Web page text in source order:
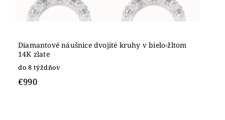
Diamantové náušnice dvojité kruhy v bielo-žltom
14K zlate
do 8 týždňov
€990